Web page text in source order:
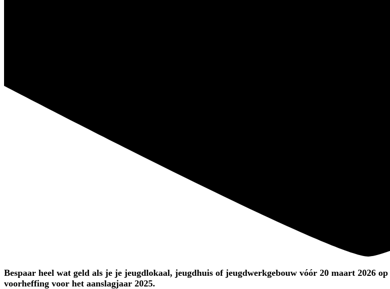
Bespaar heel wat geld als je je jeugdlokaal, jeugdhuis of jeugdwerkgebouw vóór 20 maart 2026 op
voorheffing voor het aanslagjaar 2025.